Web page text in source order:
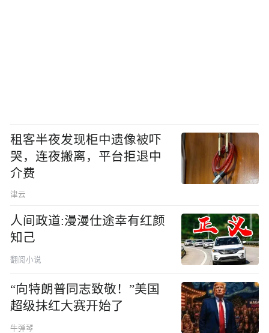
租客半夜发现柜中遗像被吓
哭，连夜搬离，平台拒退中
介费
津云
人间政道:漫漫仕途幸有红颜
知己
翻阅小说
“向特朗普同志致敬！”美国
超级抹红大赛开始了
牛弹琴